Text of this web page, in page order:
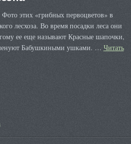
этих «грибных первоцветов» в
лесхоза. Во время посадки леса они
ее еще называют Красные шапочки,
Бабушкиными ушками. … Читать